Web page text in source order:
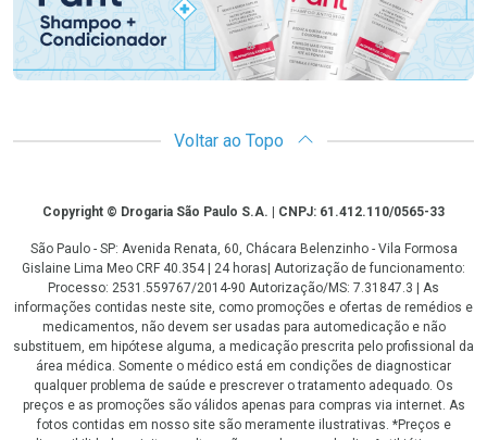
Voltar ao Topo
CopyrightCopyright © Drogaria São Paulo S.A. | CNPJ: 61.412.110/0565-33
São Paulo - SP: Avenida Renata, 60, Chácara Belenzinho - Vila Formosa
Gislaine Lima Meo CRF 40.354 | 24 horas| Autorização de funcionamento:
Processo: 2531.559767/2014-90 Autorização/MS: 7.31847.3 | As
informações contidas neste site, como promoções e ofertas de remédios e
medicamentos, não devem ser usadas para automedicação e não
substituem, em hipótese alguma, a medicação prescrita pelo profissional da
área médica. Somente o médico está em condições de diagnosticar
qualquer problema de saúde e prescrever o tratamento adequado. Os
preços e as promoções são válidos apenas para compras via internet. As
fotos contidas em nosso site são meramente ilustrativas. *Preços e